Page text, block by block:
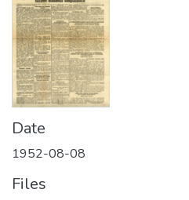
Date
1952-08-08
Files